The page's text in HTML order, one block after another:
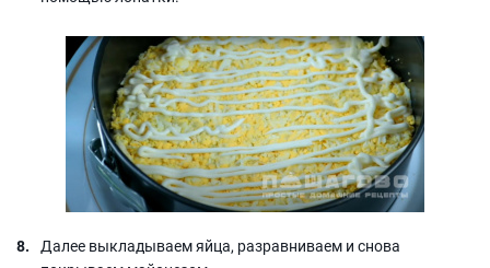
Далее выкладываем яйца, разравниваем и снова